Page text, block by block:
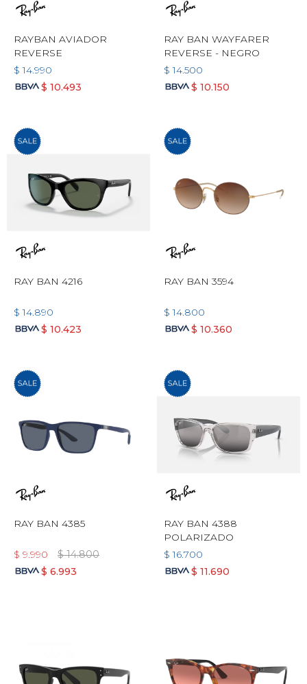
RAYBAN AVIADOR
REVERSE
$ 14.990
$ 10.493
RAY BAN WAYFARER
REVERSE - NEGRO
$ 14.500
$ 10.150
RAY BAN 4216
$ 14.890
$ 10.423
RAY BAN 3594
$ 14.800
$ 10.360
RAY BAN 4385
$ 9.990 $ 14.800
$ 6.993
RAY BAN 4388
POLARIZADO
$ 16.700
$ 11.690